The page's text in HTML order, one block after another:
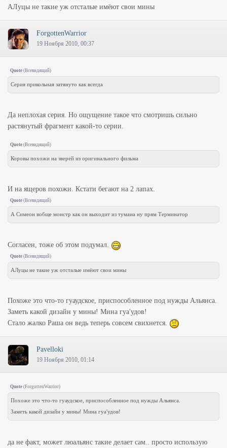
АЛуцы не такие уж отсталые имёют свои мины
ForgottenWarrior
19 Ноября 2010, 00:37
Quote (Всевидящий)
Серия прикольная затянуто как всегда
Да неплохая серия. Но ощущение такое что смотришь сильно
растянутый фрагмент какой-то серии.
Quote (Всевидящий)
Коровы похожи на зверей из оригинального фильма
И на ящеров похожи. Кстати бегают на 2 лапах.
Quote (Всевидящий)
А Симеон вобще монстр как он выходит из тумана ну прям Терминатор
Согласен, тоже об этом подумал.
Quote (Всевидящий)
АЛуцы не такие уж отсталые имёют свои мины
Похоже это что-то гуаудское, приспособленное под нужды Альянса.
Заметь какой дизайн у мины! Мина гуа'удов!
Стало жалко Раша он ведь теперь совсем свихнется.
Pavelloki
19 Ноября 2010, 01:14
Quote (ForgottenWarrior)
Похоже это что-то гуаудское, приспособленное под нужды Альянса.
Заметь какой дизайн у мины! Мина гуа'удов!
да не факт, может люальянс такие делает сам.. просто использую